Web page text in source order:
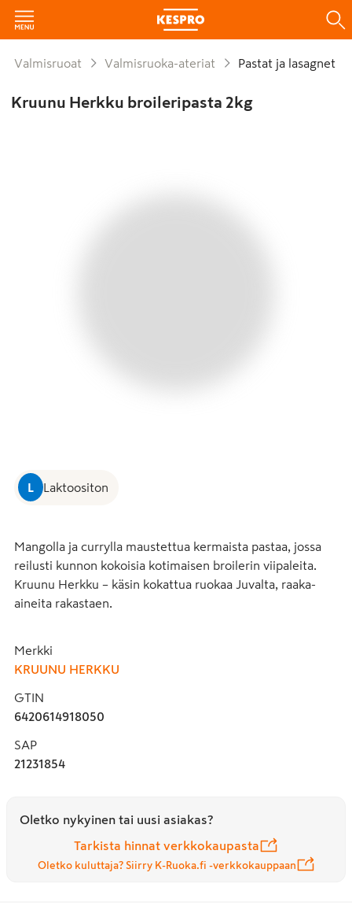
Valmisruoat Valmisruoka-ateriat Pastat ja lasagnet
Kruunu Herkku broileripasta 2kg
L Laktoositon
Mangolla ja currylla maustettua kermaista pastaa, jossa
reilusti kunnon kokoisia kotimaisen broilerin viipaleita.
Kruunu Herkku – käsin kokattua ruokaa Juvalta, raaka-
aineita rakastaen.
Merkki
KRUUNU HERKKU
GTIN
6420614918050
SAP
21231854
Oletko nykyinen tai uusi asiakas?
Tarkista hinnat verkkokaupasta
Oletko kuluttaja? Siirry K-Ruoka.fi -verkkokauppaan